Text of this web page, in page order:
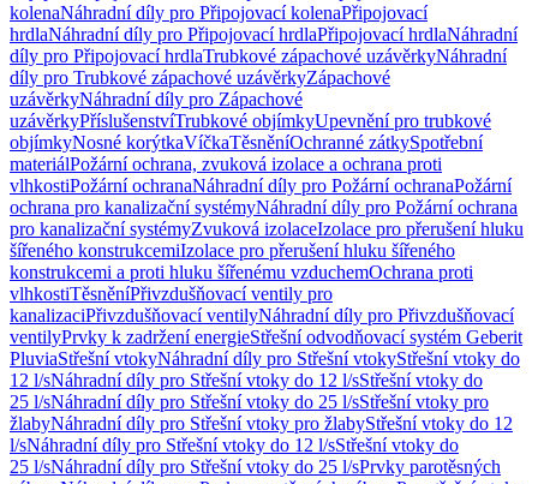
kolenaNáhradní díly pro Připojovací kolenaPřipojovací
hrdlaNáhradní díly pro Připojovací hrdlaPřipojovací hrdlaNáhradní
díly pro Připojovací hrdlaTrubkové zápachové uzávěrkyNáhradní
díly pro Trubkové zápachové uzávěrkyZápachové
uzávěrkyNáhradní díly pro Zápachové
uzávěrkyPříslušenstvíTrubkové objímkyUpevnění pro trubkové
objímkyNosné korýtkaVíčkaTěsněníOchranné zátkySpotřební
materiálPožární ochrana, zvuková izolace a ochrana proti
vlhkostiPožární ochranaNáhradní díly pro Požární ochranaPožární
ochrana pro kanalizační systémyNáhradní díly pro Požární ochrana
pro kanalizační systémyZvuková izolaceIzolace pro přerušení hluku
šířeného konstrukcemiIzolace pro přerušení hluku šířeného
konstrukcemi a proti hluku šířenému vzduchemOchrana proti
vlhkostiTěsněníPřivzdušňovací ventily pro
kanalizaciPřivzdušňovací ventilyNáhradní díly pro Přivzdušňovací
ventilyPrvky k zadržení energieStřešní odvodňovací systém Geberit
PluviaStřešní vtokyNáhradní díly pro Střešní vtokyStřešní vtoky do
12 l/sNáhradní díly pro Střešní vtoky do 12 l/sStřešní vtoky do
25 l/sNáhradní díly pro Střešní vtoky do 25 l/sStřešní vtoky pro
žlabyNáhradní díly pro Střešní vtoky pro žlabyStřešní vtoky do 12
l/sNáhradní díly pro Střešní vtoky do 12 l/sStřešní vtoky do
25 l/sNáhradní díly pro Střešní vtoky do 25 l/sPrvky parotěsných